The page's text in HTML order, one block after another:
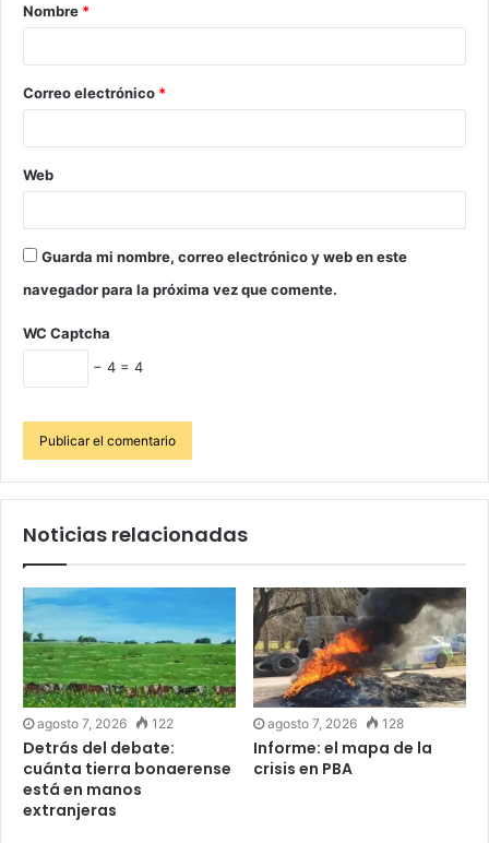
Nombre *
Correo electrónico *
Web
Guarda mi nombre, correo electrónico y web en este
navegador para la próxima vez que comente.
WC Captcha
− 4 = 4
Noticias relacionadas
agosto 7, 2026 122
Detrás del debate:
cuánta tierra bonaerense
está en manos
extranjeras
agosto 7, 2026 128
Informe: el mapa de la
crisis en PBA